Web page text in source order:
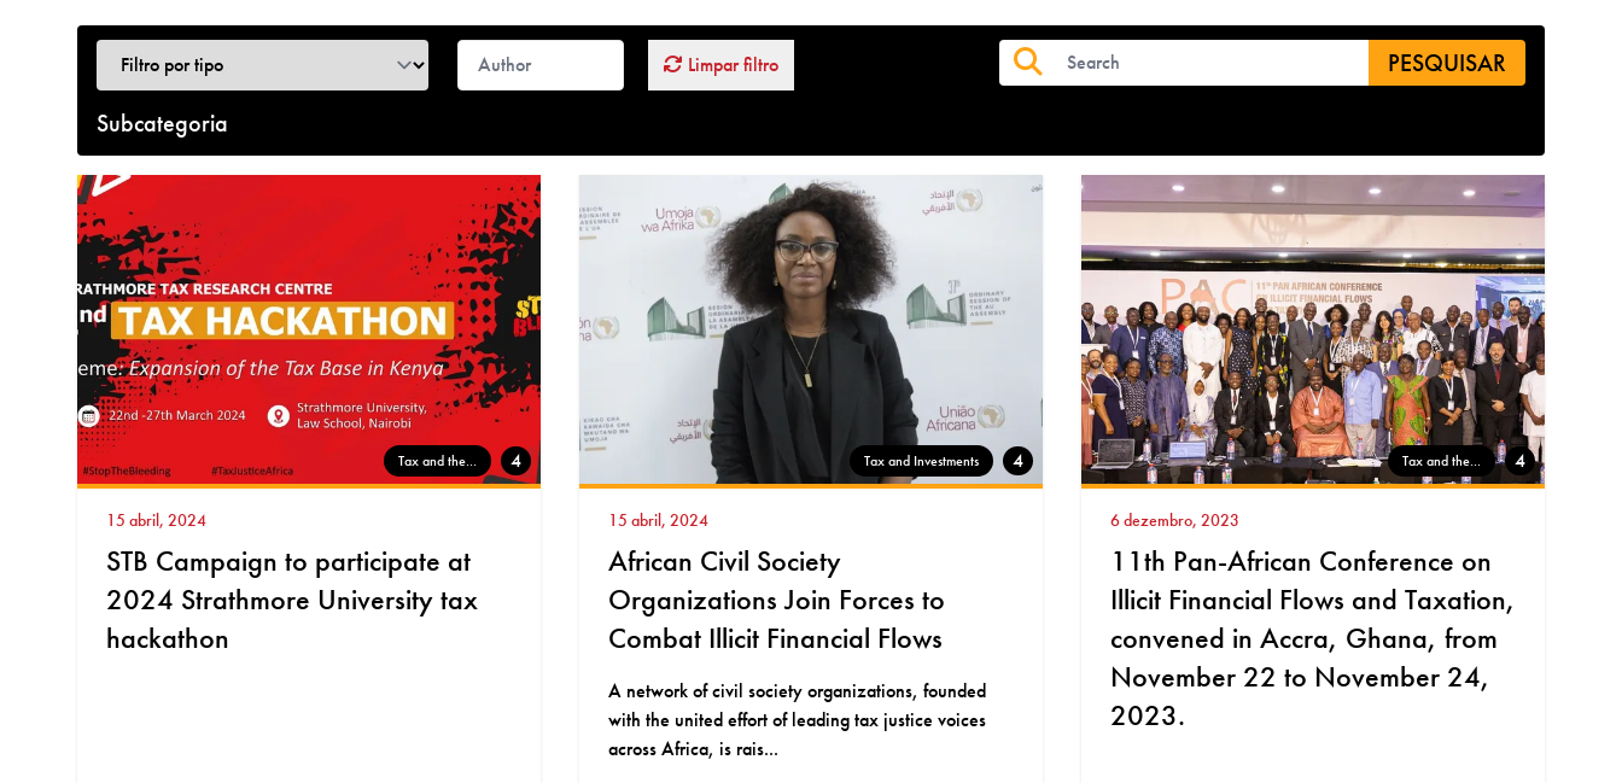
Limpar filtro
PESQUISAR
Subcategoria
Tax and the... 4
15 abril, 2024
STB Campaign to participate at
2024 Strathmore University tax
hackathon
Tax and Investments 4
15 abril, 2024
African Civil Society
Organizations Join Forces to
Combat Illicit Financial Flows
A network of civil society organizations, founded
with the united effort of leading tax justice voices
across Africa, is rais...
Tax and the... 4
6 dezembro, 2023
11th Pan-African Conference on
Illicit Financial Flows and Taxation,
convened in Accra, Ghana, from
November 22 to November 24,
2023.